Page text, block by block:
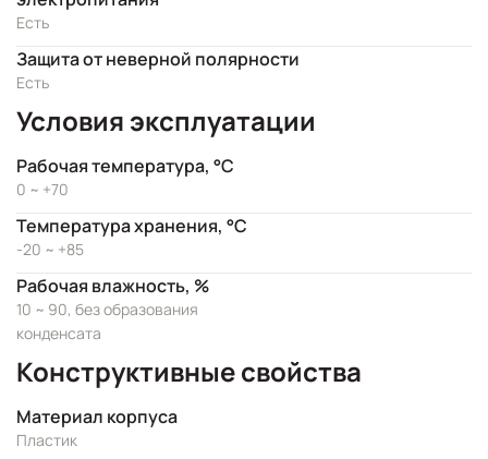
Есть
Защита от неверной полярности
Есть
Условия эксплуатации
Рабочая температура, °C
0 ~ +70
Температура хранения, °C
-20 ~ +85
Рабочая влажность, %
10 ~ 90, без образования
конденсата
Конструктивные свойства
Материал корпуса
Пластик